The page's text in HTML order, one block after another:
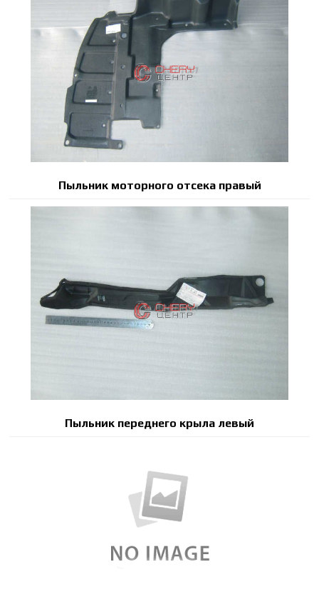
Пыльник моторного отсека правый
Пыльник переднего крыла левый